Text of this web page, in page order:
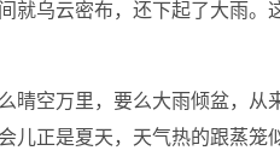
就乌云密布，还下起了大雨。
晴空万里，要么大雨倾盆，从
儿正是夏天，天气热的跟蒸笼